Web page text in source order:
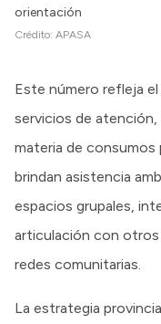
orientación
Crédito: APASA
Este número refleja
servicios de
materia de
brindan asistencia
espacios grupales,
articulación con
redes comunitarias.​
La estrategia